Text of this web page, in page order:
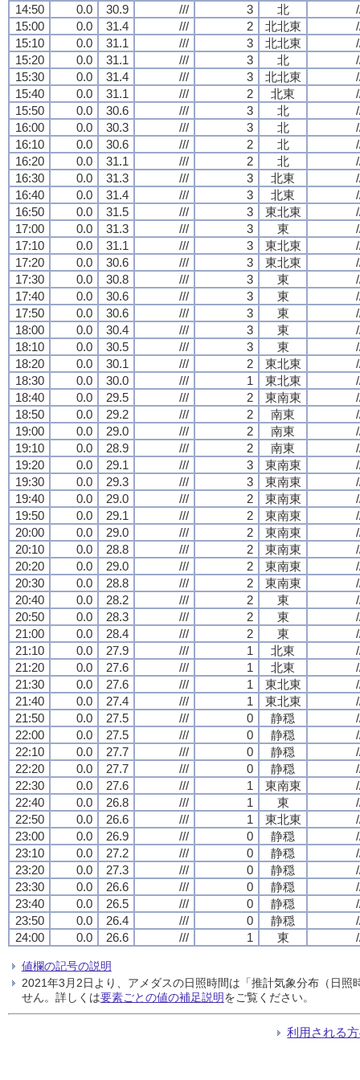
14:50 0.0 30.9 /// 3 北
15:00
0.0 31.4 /// 2 北北東
15:10
0.0 31.1 /// 3 北北東
15:20
0.0 31.1 /// 3 北
15:30
0.0 31.4 /// 3 北北東
15:40
0.0 31.1 /// 2 北東
15:50
0.0 30.6 /// 3 北
16:00
0.0 30.3 /// 3 北
16:10
0.0 30.6 /// 2 北
16:20
0.0 31.1 /// 2 北
16:30
0.0 31.3 /// 3 北東
16:40
0.0 31.4 /// 3 北東
16:50
0.0 31.5 /// 3 東北東
17:00
0.0 31.3 /// 3 東
17:10
0.0 31.1 /// 3 東北東
17:20
0.0 30.6 /// 3 東北東
17:30
0.0 30.8 /// 3 東
17:40
0.0 30.6 /// 3 東
17:50
0.0 30.6 /// 3 東
18:00
0.0 30.4 /// 3 東
18:10
0.0 30.5 /// 3 東
18:20
0.0 30.1 /// 2 東北東
18:30
0.0 30.0 /// 1 東北東
18:40
0.0 29.5 /// 2 東南東
18:50
0.0 29.2 /// 2 南東
19:00
0.0 29.0 /// 2 南東
19:10
0.0 28.9 /// 2 南東
19:20
0.0 29.1 /// 3 東南東
19:30
0.0 29.3 /// 3 東南東
19:40
0.0 29.0 /// 2 東南東
19:50
0.0 29.1 /// 2 東南東
20:00
0.0 29.0 /// 2 東南東
20:10
0.0 28.8 /// 2 東南東
20:20
0.0 29.0 /// 2 東南東
20:30
0.0 28.8 /// 2 東南東
20:40
0.0 28.2 /// 2 東
20:50
0.0 28.3 /// 2 東
21:00
0.0 28.4 /// 2 東
21:10
0.0 27.9 /// 1 北東
21:20
0.0 27.6 /// 1 北東
21:30
0.0 27.6 /// 1 東北東
21:40
0.0 27.4 /// 1 東北東
21:50
0.0 27.5 /// 0 静穏
22:00
0.0 27.5 /// 0 静穏
22:10
0.0 27.7 /// 0 静穏
22:20
0.0 27.7 /// 0 静穏
22:30
0.0 27.6 /// 1 東南東
22:40
0.0 26.8 /// 1 東
22:50
0.0 26.6 /// 1 東北東
23:00
0.0 26.9 /// 0 静穏
23:10
0.0 27.2 /// 0 静穏
23:20
0.0 27.3 /// 0 静穏
23:30
0.0 26.6 /// 0 静穏
23:40
0.0 26.5 /// 0 静穏
23:50
0.0 26.4 /// 0 静穏
24:00
0.0 26.6 /// 1 東
値欄の記号の説明
2021年3月2日より、アメダスの日照時間は「推計気象分布（日
せん。詳しくは要素ごとの値の補足説明をご覧ください。
利用される